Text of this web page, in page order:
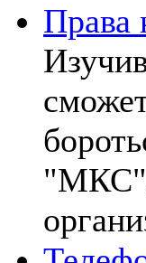
Права